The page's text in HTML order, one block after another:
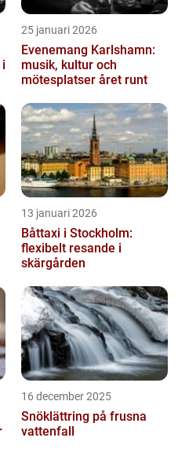
25 januari 2026
Evenemang Karlshamn:
musik, kultur och
mötesplatser året runt
13 januari 2026
Båttaxi i Stockholm:
flexibelt resande i
skärgården
16 december 2025
Snöklättring på frusna
vattenfall